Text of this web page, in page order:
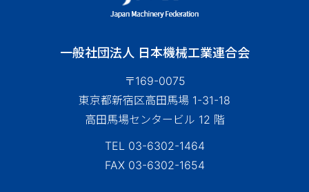
一般社団法人 日本機械工業連合会
〒169-0075
東京都新宿区高田馬場 1-31-18
高田馬場センタービル 12 階
TEL 03-6302-1464
FAX 03-6302-1654